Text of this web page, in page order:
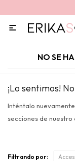

NO SE
¡Lo sentimos!
Inténtalo
secciones de nuestro
Filtrando por: